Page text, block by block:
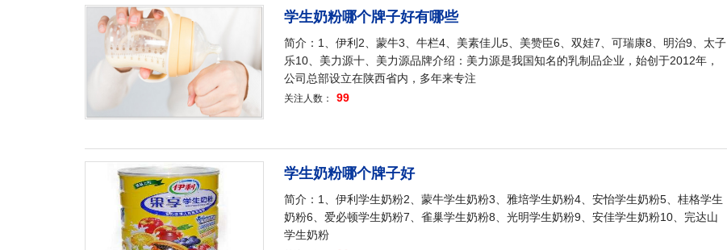
学生奶粉哪个牌子好有哪些
简介：1、伊利2、蒙牛3、牛栏4、美素佳儿5、美赞臣6、双娃7、可瑞康8、明治9、太子
乐10、美力源十、美力源品牌介绍：美力源是我国知名的乳制品企业，始创于2012年，
公司总部设立在陕西省内，多年来专注
关注人数： 99
学生奶粉哪个牌子好
简介：1、伊利学生奶粉2、蒙牛学生奶粉3、雅培学生奶粉4、安怡学生奶粉5、桂格学生
奶粉6、爱必顿学生奶粉7、雀巢学生奶粉8、光明学生奶粉9、安佳学生奶粉10、完达山
学生奶粉